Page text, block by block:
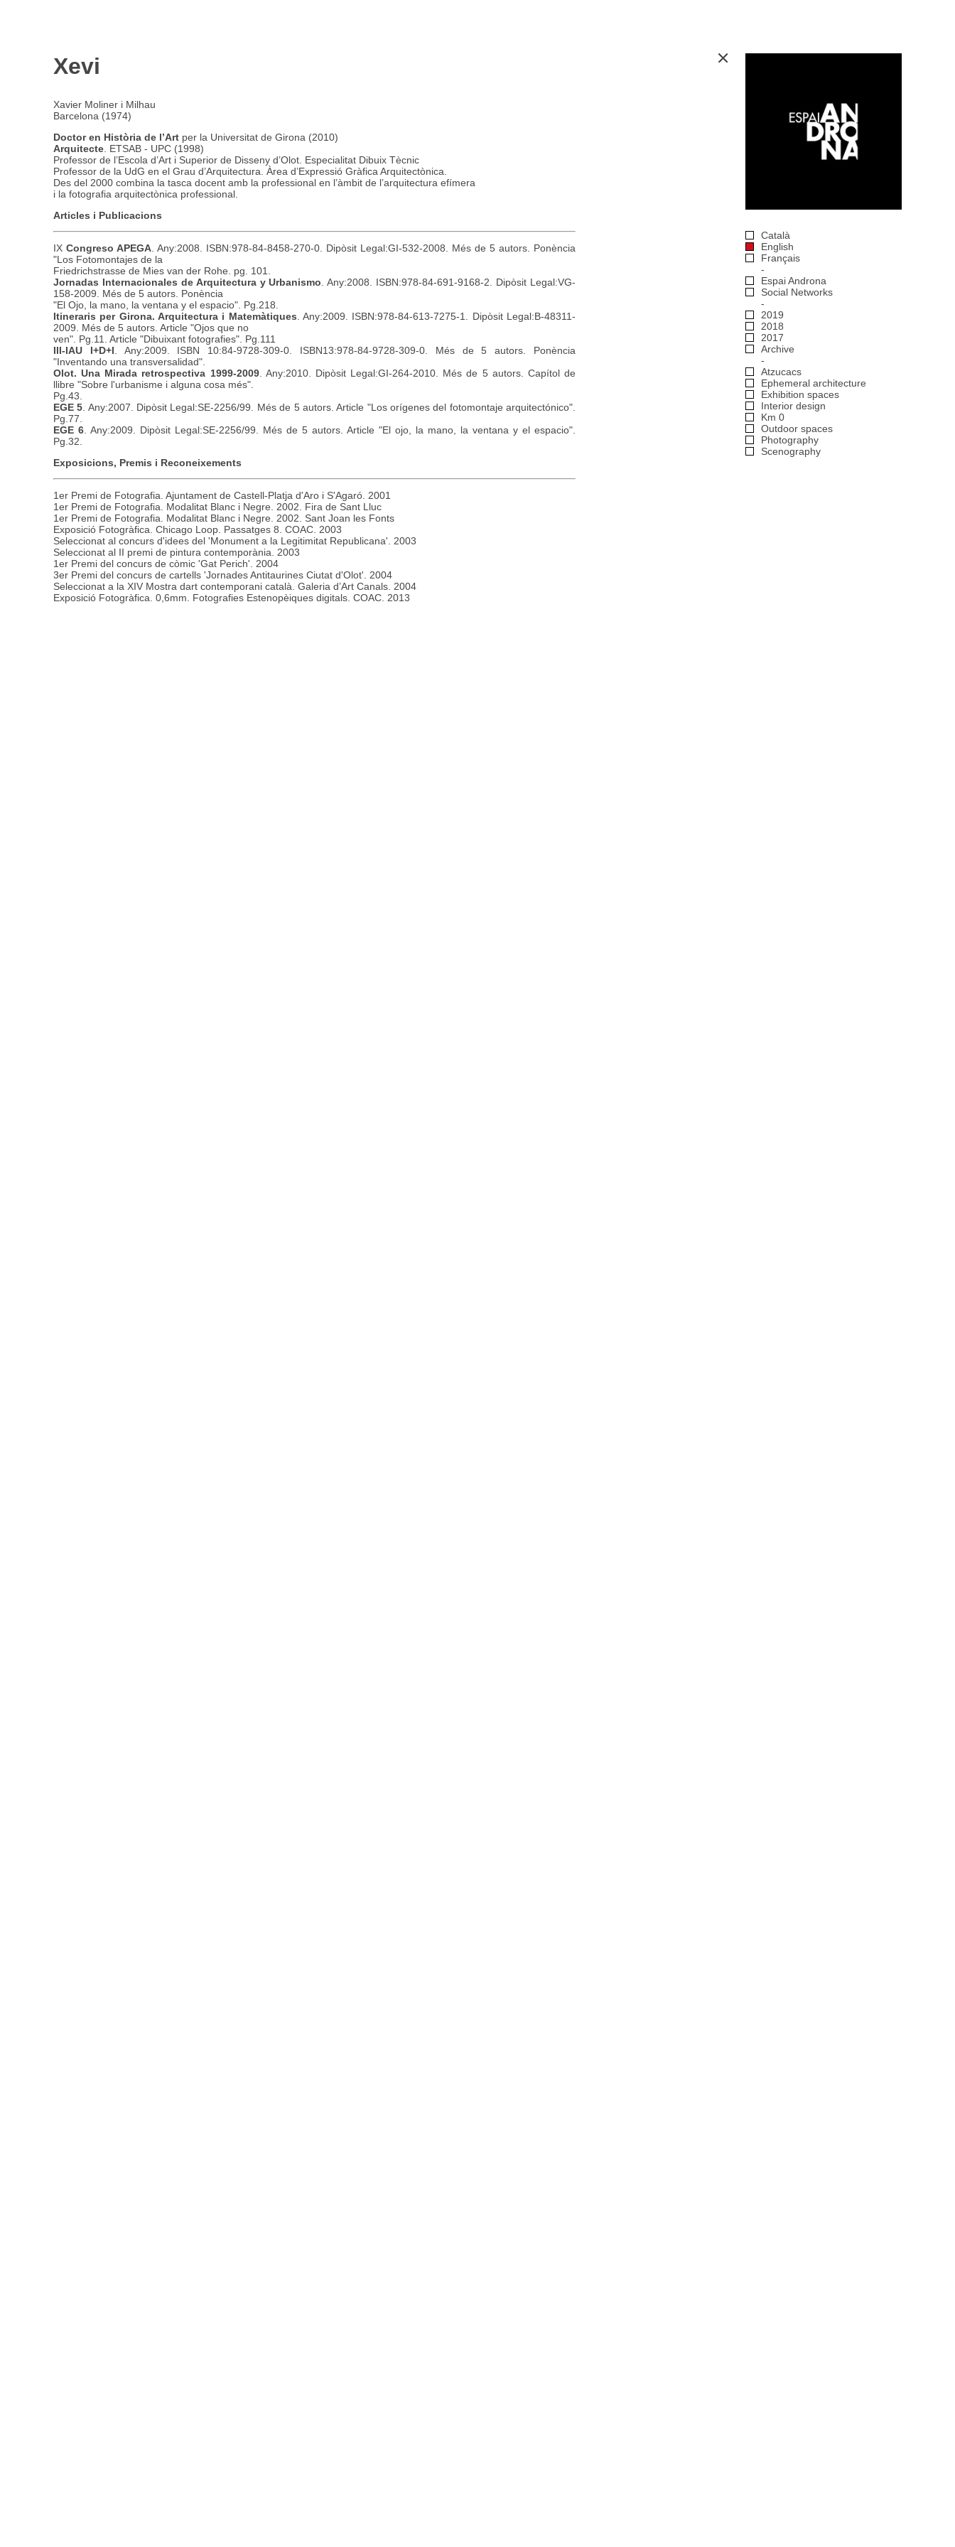
Xevi
Xavier Moliner i Milhau
Barcelona (1974)
Doctor en Història de l’Art per la Universitat de Girona (2010)
Arquitecte . ETSAB - UPC (1998)
Professor de l’Escola d’Art i Superior de Disseny d’Olot. Especialitat Dibuix Tècnic
Professor de la UdG en el Grau d’Arquitectura. Àrea d’Expressió Gràfica Arquitectònica.
Des del 2000 combina la tasca docent amb la professional en l’àmbit de l’arquitectura efímera
i la fotografia arquitectònica professional.
Articles i Publicacions
IX Congreso APEGA . Any:2008. ISBN:978-84-8458-270-0. Dipòsit Legal:GI-532-2008. Més de 5 autors. Ponència
"Los Fotomontajes de la
Friedrichstrasse de Mies van der Rohe. pg. 101.
Jornadas Internacionales de Arquitectura y Urbanismo . Any:2008. ISBN:978-84-691-9168-2. Dipòsit Legal:VG-
158-2009. Més de 5 autors. Ponència
"El Ojo, la mano, la ventana y el espacio". Pg.218.
Itineraris per Girona. Arquitectura i Matemàtiques . Any:2009. ISBN:978-84-613-7275-1. Dipòsit Legal:B-48311-
2009. Més de 5 autors. Article "Ojos que no
ven". Pg.11. Article "Dibuixant fotografies". Pg.111
III-IAU I+D+I . Any:2009. ISBN 10:84-9728-309-0. ISBN13:978-84-9728-309-0. Més de 5 autors. Ponència
"Inventando una transversalidad".
Olot. Una Mirada retrospectiva 1999-2009. Any:2010. Dipòsit Legal:GI-264-2010. Més de 5 autors. Capítol de
llibre "Sobre l'urbanisme i alguna cosa més".
Pg.43.
EGE 5 . Any:2007. Dipòsit Legal:SE-2256/99. Més de 5 autors. Article "Los orígenes del fotomontaje arquitectónico".
Pg.77.
EGE 6 . Any:2009. Dipòsit Legal:SE-2256/99. Més de 5 autors. Article "El ojo, la mano, la ventana y el espacio".
Pg.32.
Exposicions, Premis i Reconeixements
1er Premi de Fotografia. Ajuntament de Castell-Platja d'Aro i S'Agaró. 2001
1er Premi de Fotografia. Modalitat Blanc i Negre. 2002. Fira de Sant Lluc
1er Premi de Fotografia. Modalitat Blanc i Negre. 2002. Sant Joan les Fonts
Exposició Fotogràfica. Chicago Loop. Passatges 8. COAC. 2003
Seleccionat al concurs d'idees del 'Monument a la Legitimitat Republicana'. 2003
Seleccionat al II premi de pintura contemporània. 2003
1er Premi del concurs de còmic 'Gat Perich'. 2004
3er Premi del concurs de cartells 'Jornades Antitaurines Ciutat d'Olot'. 2004
Seleccionat a la XIV Mostra dart contemporani català. Galeria d’Art Canals. 2004
Exposició Fotogràfica. 0,6mm. Fotografies Estenopèiques digitals. COAC. 2013
Català
English
Français
Espai Androna
Social Networks
2019
2018
2017
Archive
Atzucacs
Ephemeral architecture
Exhibition spaces
Interior design
Km 0
Outdoor spaces
Photography
Scenography